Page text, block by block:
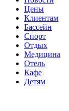
Цены
Клиентам
Бассейн
Спорт
Отдых
Медицина
Отель
Кафе
Детям